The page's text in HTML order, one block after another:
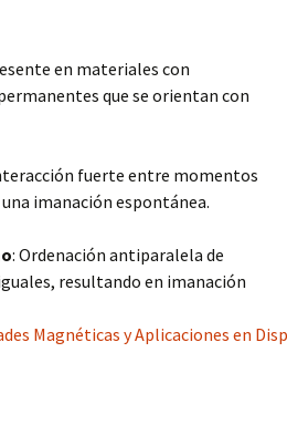
en materiales con
que se orientan con
fuerte entre momentos
imanación espontánea.
: Ordenación antiparalela de
resultando en imanación
Magnéticas y Aplicaciones en